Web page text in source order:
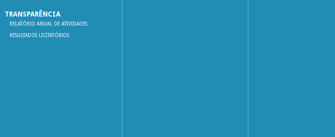
TRANSPARÊNCIA
RELATÓRIO ANUAL DE ATIVIDADES
RESULTADOS LICITATÓRIOS